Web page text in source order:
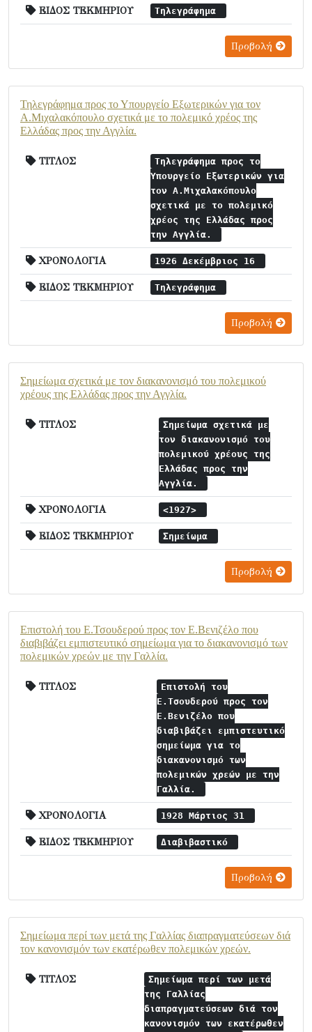
ΕΙΔΟΣ ΤΕΚΜΗΡΙΟΥ Τηλεγράφημα
Προβολή
Τηλεγράφημα προς το Υπουργείο Εξωτερικών για τον
Α.Μιχαλακόπουλο σχετικά με το πολεμικό χρέος της
Ελλάδας προς την Αγγλία.
ΤΙΤΛΟΣ
Τηλεγράφημα προς το
Υπουργείο Εξωτερικών για
τον Α.Μιχαλακόπουλο
σχετικά με το πολεμικό
χρέος της Ελλάδας προς
την Αγγλία.
ΧΡΟΝΟΛΟΓΙΑ 1926 Δεκέμβριος 16
ΕΙΔΟΣ ΤΕΚΜΗΡΙΟΥ Τηλεγράφημα
Προβολή
Σημείωμα σχετικά με τον διακανονισμό του πολεμικού
χρέους της Ελλάδας προς την Αγγλία.
ΤΙΤΛΟΣ
Σημείωμα σχετικά με
τον διακανονισμό του
πολεμικού χρέους της
Ελλάδας προς την
Αγγλία.
ΧΡΟΝΟΛΟΓΙΑ <1927>
ΕΙΔΟΣ ΤΕΚΜΗΡΙΟΥ Σημείωμα
Προβολή
Επιστολή του Ε.Τσουδερού προς τον Ε.Βενιζέλο που
διαβιβάζει εμπιστευτικό σημείωμα για το διακανονισμό των
πολεμικών χρεών με την Γαλλία.
ΤΙΤΛΟΣ
Επιστολή του
Ε.Τσουδερού προς τον
Ε.Βενιζέλο που
διαβιβάζει εμπιστευτικό
σημείωμα για το
διακανονισμό των
πολεμικών χρεών με την
Γαλλία.
ΧΡΟΝΟΛΟΓΙΑ 1928 Μάρτιος 31
ΕΙΔΟΣ ΤΕΚΜΗΡΙΟΥ Διαβιβαστικό
Προβολή
Σημείωμα περί των μετά της Γαλλίας διαπραγματεύσεων διά
τον κανονισμόν των εκατέρωθεν πολεμικών χρεών.
ΤΙΤΛΟΣ
Σημείωμα περί των μετά
της Γαλλίας
διαπραγματεύσεων διά τον
κανονισμόν των εκατέρωθεν